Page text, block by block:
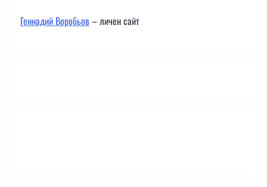
Геннадий Воробьов– личен сайт